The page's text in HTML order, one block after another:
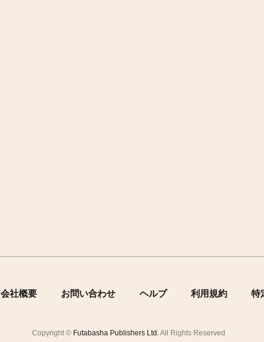
会社概要 お問い合わせ ヘルプ 利用規約 特
Copyright © Futabasha Publishers Ltd. All Rights Reserved